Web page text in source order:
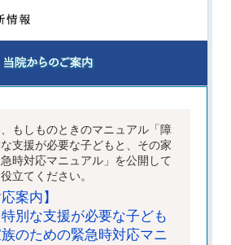
もしものときのマニュアル「障
支援が必要な子どもと、その家
時対応マニュアル」を公開して
立てください。
案内】
別な支援が必要な子ども
のための緊急時対応マニ